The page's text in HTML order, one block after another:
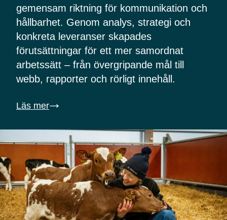
gemensam riktning för kommunikation och
hållbarhet. Genom analys, strategi och
konkreta leveranser skapades
förutsättningar för ett mer samordnat
arbetssätt – från övergripande mål till
webb, rapporter och rörligt innehåll.
Läs mer↓